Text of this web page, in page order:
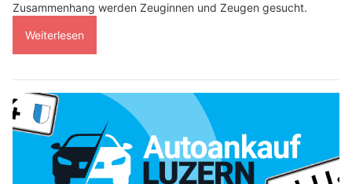
Zusammenhang werden Zeuginnen und Zeugen gesucht.
Weiterlesen